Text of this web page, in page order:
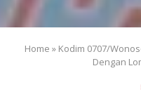
Home » Kodim 0707/
Dengan